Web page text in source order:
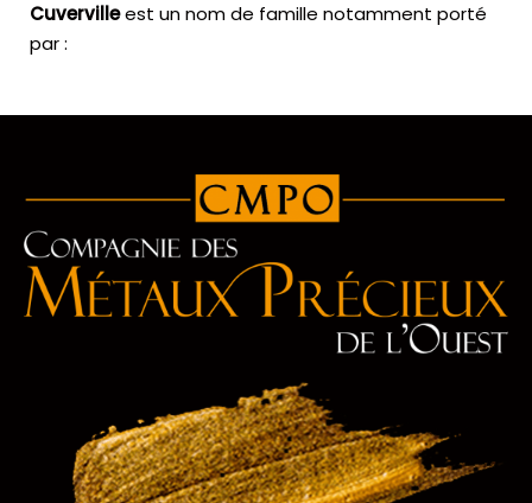
Cuvervilleest un nom de famille notamment porté
par :